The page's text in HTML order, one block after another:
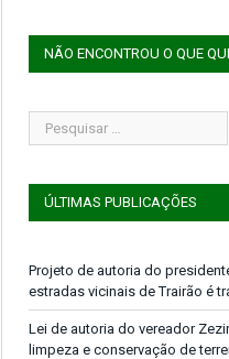
NÃO ENCONTROU O QUE
ÚLTIMAS PUBLICAÇÕES
Projeto de autoria do
estradas vicinais de Trairão é
Lei de autoria do vereador
limpeza e conservação de